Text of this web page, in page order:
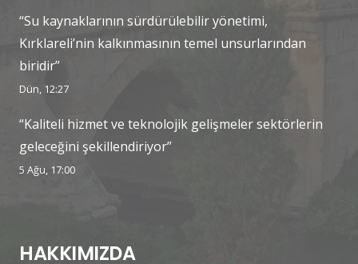
“Su kaynaklarının sürdürülebilir yönetimi,
Kırklareli’nin kalkınmasının temel unsurlarından
biridir”
Dün, 12:27
“Kaliteli hizmet ve teknolojik gelişmeler sektörlerin
geleceğini şekillendiriyor”
5 Ağu, 17:00
HAKKIMIZDA